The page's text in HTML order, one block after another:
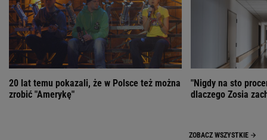
20 lat temu pokazali, że w Polsce też można
zrobić "Amerykę"
"Nigdy na sto
dlaczego Zosia
ZOBACZ WSZYSTKIE